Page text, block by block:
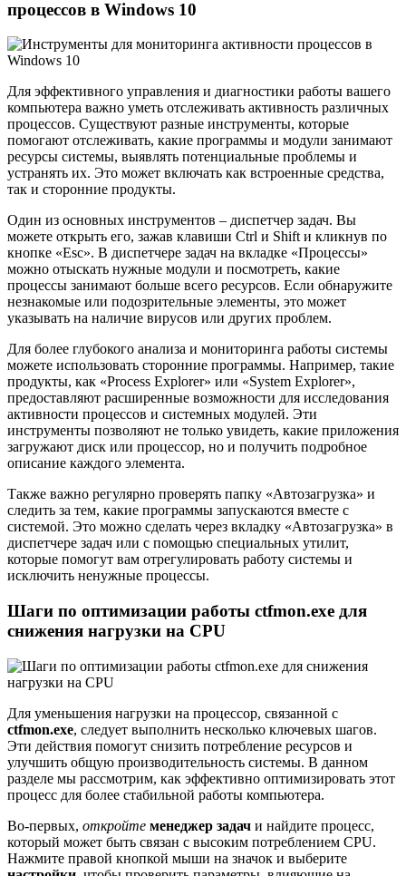
процессов в Windows 10
Для эффективного управления и диагностики работы вашего
компьютера важно уметь отслеживать активность различных
процессов. Существуют разные инструменты, которые
помогают отслеживать, какие программы и модули занимают
ресурсы системы, выявлять потенциальные проблемы и
устранять их. Это может включать как встроенные средства,
так и сторонние продукты.
Один из основных инструментов – диспетчер задач. Вы
можете открыть его, зажав клавиши Ctrl и Shift и кликнув по
кнопке «Esc». В диспетчере задач на вкладке «Процессы»
можно отыскать нужные модули и посмотреть, какие
процессы занимают больше всего ресурсов. Если обнаружите
незнакомые или подозрительные элементы, это может
указывать на наличие вирусов или других проблем.
Для более глубокого анализа и мониторинга работы системы
можете использовать сторонние программы. Например, такие
продукты, как «Process Explorer» или «System Explorer»,
предоставляют расширенные возможности для исследования
активности процессов и системных модулей. Эти
инструменты позволяют не только увидеть, какие приложения
загружают диск или процессор, но и получить подробное
описание каждого элемента.
Также важно регулярно проверять папку «Автозагрузка» и
следить за тем, какие программы запускаются вместе с
системой. Это можно сделать через вкладку «Автозагрузка» в
диспетчере задач или с помощью специальных утилит,
которые помогут вам отрегулировать работу системы и
исключить ненужные процессы.
Шаги по оптимизации работы ctfmon.exe для
снижения нагрузки на CPU
Для уменьшения нагрузки на процессор, связанной с
ctfmon.exe, следует выполнить несколько ключевых шагов.
Эти действия помогут снизить потребление ресурсов и
улучшить общую производительность системы. В данном
разделе мы рассмотрим, как эффективно оптимизировать этот
процесс для более стабильной работы компьютера.
Во-первых, откройте менеджер задач и найдите процесс,
который может быть связан с высоким потреблением CPU.
Нажмите правой кнопкой мыши на значок и выберите